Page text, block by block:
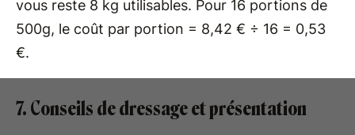
vous reste 8 kg utilisables. Pour 16 portions de
500g, le coût par portion = 8,42 € ÷ 16 = 0,53
€.
7. Conseils de dressage et présentation